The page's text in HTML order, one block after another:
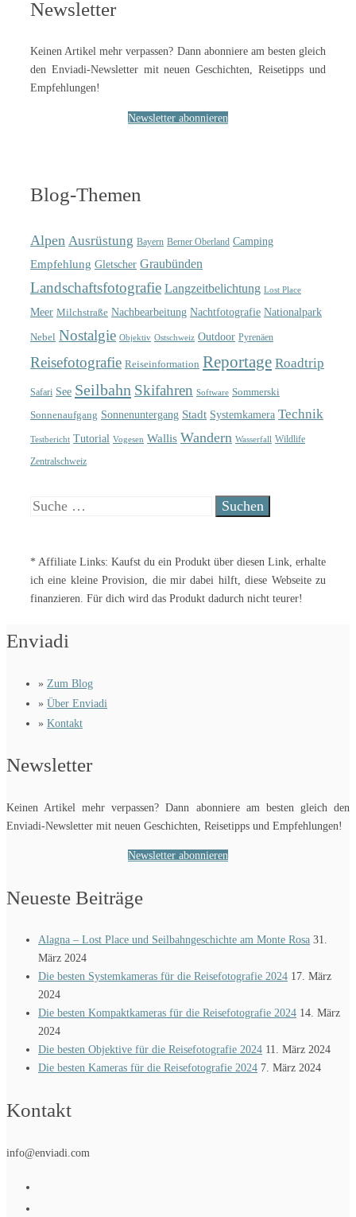
Newsletter
Keinen Artikel mehr verpassen? Dann abonniere am besten gleich
den Enviadi-Newsletter mit neuen Geschichten, Reisetipps und
Empfehlungen!
Newsletter abonnieren
Blog-Themen
Alpen Ausrüstung Bayern Berner Oberland Camping
Empfehlung Gletscher Graubünden
Landschaftsfotografie Langzeitbelichtung Lost Place
Meer Milchstraße Nachbearbeitung Nachtfotografie Nationalpark
Nebel Nostalgie Objektiv Ostschweiz Outdoor Pyrenäen
Reisefotografie Reiseinformation Reportage Roadtrip
Safari See Seilbahn Skifahren Software Sommerski
Sonnenaufgang Sonnenuntergang Stadt Systemkamera Technik
Testbericht Tutorial Vogesen Wallis Wandern Wasserfall Wildlife
Zentralschweiz
Suche
* Affiliate Links: Kaufst du ein Produkt über diesen Link, erhalte
ich eine kleine Provision, die mir dabei hilft, diese Webseite zu
finanzieren. Für dich wird das Produkt dadurch nicht teurer!
Enviadi
» Zum Blog
» Über Enviadi
» Kontakt
Newsletter
Keinen Artikel mehr verpassen? Dann abonniere am besten gleich den
Enviadi-Newsletter mit neuen Geschichten, Reisetipps und Empfehlungen!
Newsletter abonnieren
Neueste Beiträge
Alagna – Lost Place und Seilbahngeschichte am Monte Rosa 31.
März 2024
Die besten Systemkameras für die Reisefotografie 2024 17. März
2024
Die besten Kompaktkameras für die Reisefotografie 2024 14. März
2024
Die besten Objektive für die Reisefotografie 2024 11. März 2024
Die besten Kameras für die Reisefotografie 2024 7. März 2024
Kontakt
info@enviadi.com